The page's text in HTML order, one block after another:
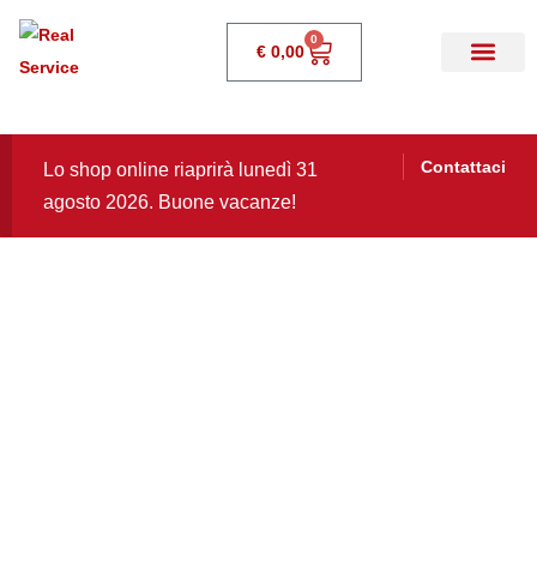
€ 0,00
0
Contattaci
Lo shop online riaprirà lunedì 31
agosto 2026. Buone vacanze!